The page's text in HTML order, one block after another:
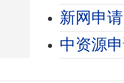
新网申
中资源